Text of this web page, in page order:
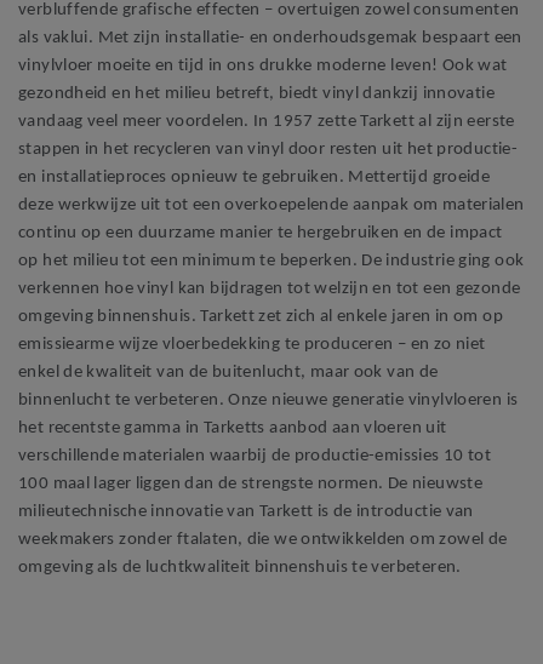
verbluffende grafische effecten – overtuigen zowel consumenten
als vaklui. Met zijn installatie- en onderhoudsgemak bespaart een
vinylvloer moeite en tijd in ons drukke moderne leven! Ook wat
gezondheid en het milieu betreft, biedt vinyl dankzij innovatie
vandaag veel meer voordelen. In 1957 zette Tarkett al zijn eerste
stappen in het recycleren van vinyl door resten uit het productie-
en installatieproces opnieuw te gebruiken. Mettertijd groeide
deze werkwijze uit tot een overkoepelende aanpak om materialen
continu op een duurzame manier te hergebruiken en de impact
op het milieu tot een minimum te beperken. De industrie ging ook
verkennen hoe vinyl kan bijdragen tot welzijn en tot een gezonde
omgeving binnenshuis. Tarkett zet zich al enkele jaren in om op
emissiearme wijze vloerbedekking te produceren – en zo niet
enkel de kwaliteit van de buitenlucht, maar ook van de
binnenlucht te verbeteren. Onze nieuwe generatie vinylvloeren is
het recentste gamma in Tarketts aanbod aan vloeren uit
verschillende materialen waarbij de productie-emissies 10 tot
100 maal lager liggen dan de strengste normen. De nieuwste
milieutechnische innovatie van Tarkett is de introductie van
weekmakers zonder ftalaten, die we ontwikkelden om zowel de
omgeving als de luchtkwaliteit binnenshuis te verbeteren.